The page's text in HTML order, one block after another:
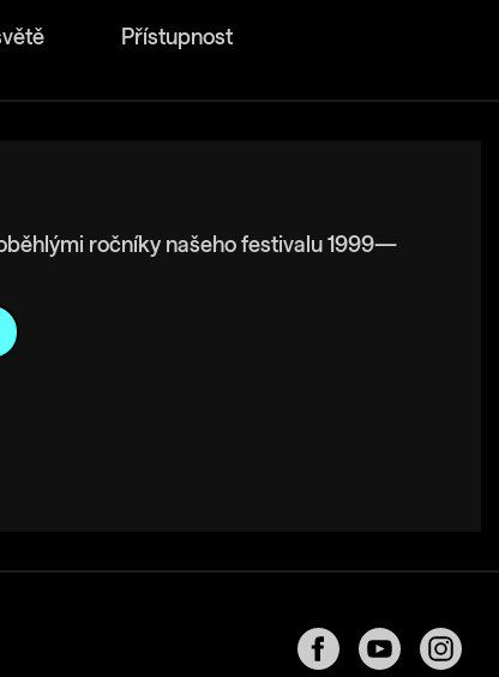
Přístupnost
ročníky našeho festivalu 1999—